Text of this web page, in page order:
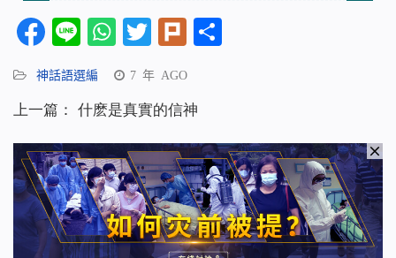
Facebook
LineWhatsApp
Twitter
Plurk
神話語選編 7 年 AGO
上一篇： 什麽是真實的信神